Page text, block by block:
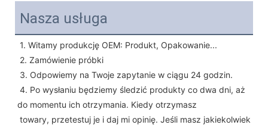
Nasza usługa
1. Witamy produkcję OEM: Produkt, Opakowanie...
2. Zamówienie próbki
3. Odpowiemy na Twoje zapytanie w ciągu 24 godzin.
do momentu ich otrzymania. Kiedy otrzymasz